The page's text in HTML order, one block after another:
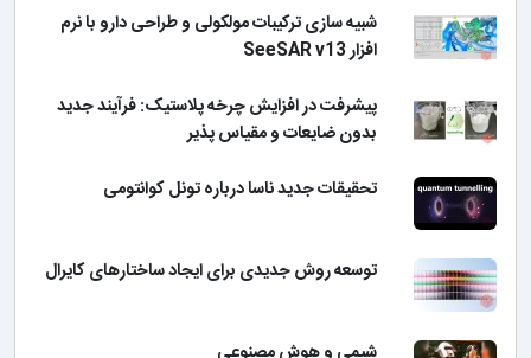
شبیه سازی ترکیبات مولکولی و طراحی دارو با نرم
افزار SeeSAR v13
پیشرفت در افزایش چرخه پلاستیک: فرآیند جدید
بدون ضایعات و مقیاس پذیر
تحقیقات جدید ناسا درباره تونل کوانتومی
توسعه روش جدیدی برای ایجاد ساختارهای کایرال